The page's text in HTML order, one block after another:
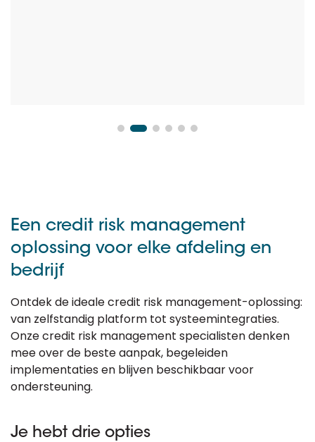
Een credit risk management
oplossing voor elke afdeling en
bedrijf
Ontdek de ideale credit risk management-oplossing:
van zelfstandig platform tot systeemintegraties.
Onze credit risk management specialisten denken
mee over de beste aanpak, begeleiden
implementaties en blijven beschikbaar voor
ondersteuning.
Je hebt drie opties